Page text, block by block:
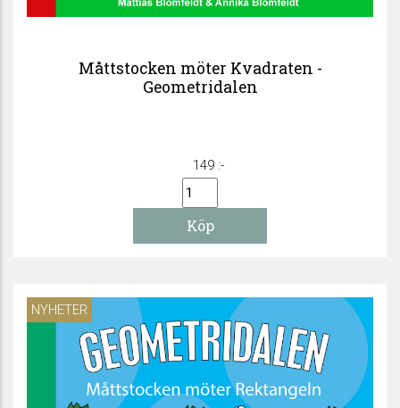
Måttstocken möter Kvadraten -
Geometridalen
149 :-
NYHETER